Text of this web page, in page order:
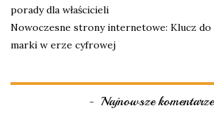
porady dla właścicieli
Nowoczesne strony internetowe: Klucz do
marki w erze cyfrowej
Najnowsze komentarze